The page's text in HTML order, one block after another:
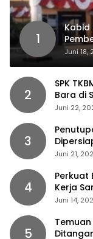
1
Kabid
Juni 18,
2
SPK
Bara di
Juni 22,
3
Juni 21,
4
Perkuat
Kerja
Juni 14,
5